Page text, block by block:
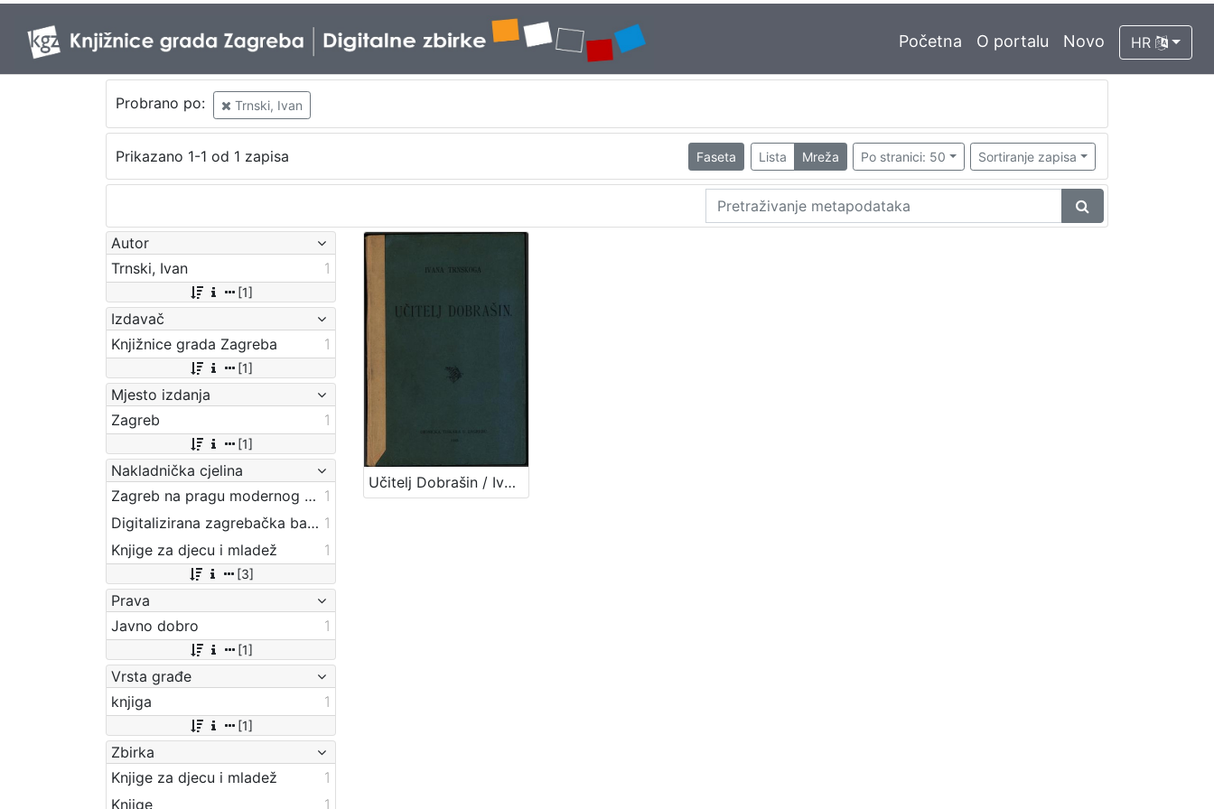
Početna O portalu Novo HR
Probrano po: Trnski, Ivan
Prikazano 1-1 od 1 zapisa Faseta Lista Mreža Po stranici: 50 Sortiranje zapisa
Autor
Trnski, Ivan
1
[1]
Izdavač
Knjižnice grada Zagreba
1
[1]
Mjesto izdanja
Zagreb
1
[1]
Nakladnička cjelina
Zagreb na pragu modernog doba 1
Digitalizirana zagrebačka baština 1
Knjige za djecu i mladež
1
[3]
Prava
Javno dobro
1
[1]
Vrsta građe
knjiga
1
[1]
Zbirka
Knjige za djecu i mladež
1
Knjige
1
Učitelj Dobrašin / Ivana Trnskoga